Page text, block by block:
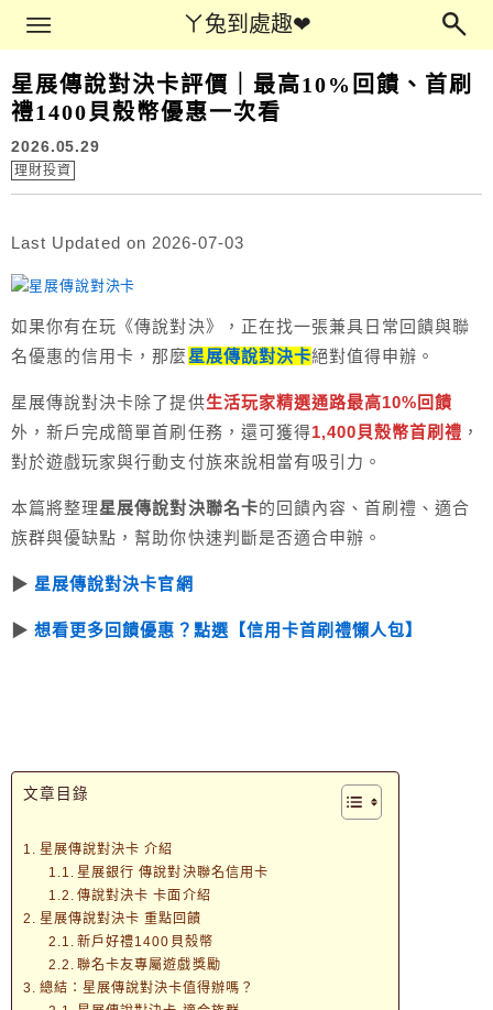
ㄚ兔到處趣❤
Main Menu
星展傳說對決卡評價｜最高10%回饋、首刷
禮1400貝殼幣優惠一次看
2026.05.29
理財投資
Last Updated on 2026-07-03
如果你有在玩《傳說對決》，正在找一張兼具日常回饋與聯
名優惠的信用卡，那麼星展傳說對決卡絕對值得申辦。
星展傳說對決卡除了提供生活玩家精選通路最高10%回饋
外，新戶完成簡單首刷任務，還可獲得1,400貝殼幣首刷禮 ，
對於遊戲玩家與行動支付族來說相當有吸引力。
本篇將整理星展傳說對決聯名卡的回饋內容、首刷禮、適合
族群與優缺點，幫助你快速判斷是否適合申辦。
▶︎星展傳說對決卡官網
▶︎想看更多回饋優惠？點選【信用卡首刷禮懶人包】
文章目錄
星展傳說對決卡 介紹
星展銀行 傳說對決聯名信用卡
傳說對決卡 卡面介紹
星展傳說對決卡 重點回饋
新戶好禮1400貝殼幣
聯名卡友專屬遊戲獎勵
總結：星展傳說對決卡值得辦嗎？